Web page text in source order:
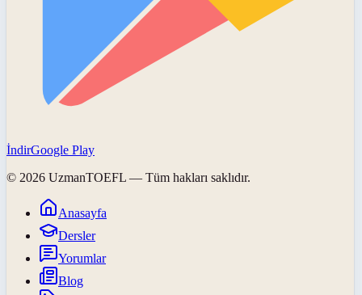
İndirGoogle Play
© 2026 UzmanTOEFL — Tüm hakları saklıdır.
Anasayfa
Dersler
Yorumlar
Blog